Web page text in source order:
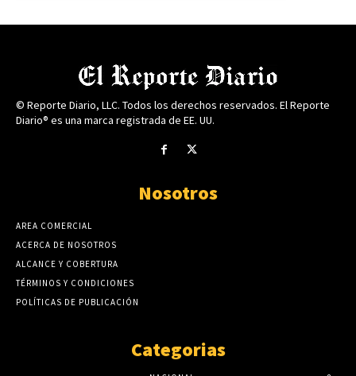
© Reporte Diario, LLC. Todos los derechos reservados. El Reporte
Diario® es una marca registrada de EE. UU.
Nosotros
AREA COMERCIAL
ACERCA DE NOSOTROS
ALCANCE Y COBERTURA
TÉRMINOS Y CONDICIONES
POLÍTICAS DE PUBLICACIÓN
Categorias